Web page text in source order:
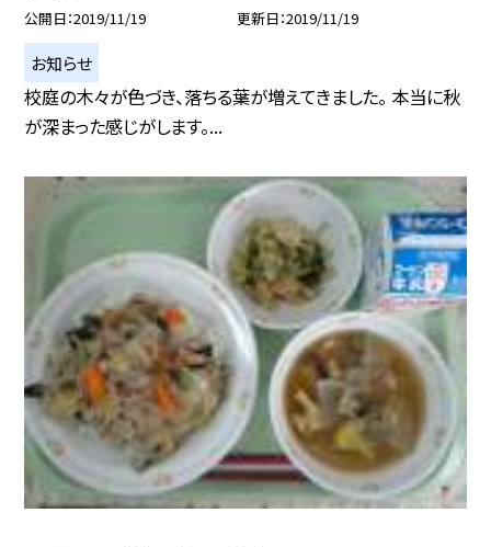
公開日 2019/11/19 更新日 2019/11/19
お知らせ
校庭の木々が色づき、落ちる葉が増えてきました。 本当に秋
が深まった感じがします。...